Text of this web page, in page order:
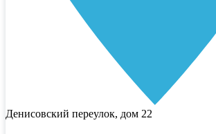
Денисовский переулок, дом 22